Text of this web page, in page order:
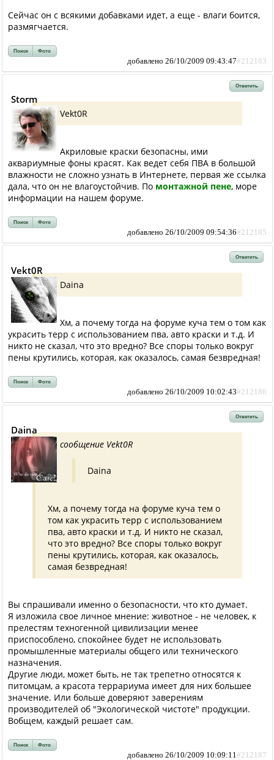
Сейчас он с всякими добавками идет, а еще - влаги боится,
размягчается.
Поиск Фото
добавлено 26/10/2009 09:43:47#212183
Ответить
Storm
Vekt0R
Акриловые краски безопасны, ими
аквариумные фоны красят. Как ведет себя ПВА в большой
влажности не сложно узнать в Интернете, первая же ссылка
дала, что он не влагоустойчив. По монтажной пене, море
информации на нашем форуме.
Поиск Фото
добавлено 26/10/2009 09:54:36#212185
Ответить
Vekt0R
Daina
Хм, а почему тогда на форуме куча тем о том как
украсить терр с использованием пва, авто краски и т.д. И
никто не сказал, что это вредно? Все споры только вокруг
пены крутились, которая, как оказалось, самая безвредная!
Поиск Фото
добавлено 26/10/2009 10:02:43#212186
Ответить
Daina
сообщение Vekt0R
Daina
Хм, а почему тогда на форуме куча тем о
том как украсить терр с использованием
пва, авто краски и т.д. И никто не сказал,
что это вредно? Все споры только вокруг
пены крутились, которая, как оказалось,
самая безвредная!
Вы спрашивали именно о безопасности, что кто думает.
Я изложила свое личное мнение: животное - не человек, к
прелестям техногенной цивилизации менее
приспособлено, спокойнее будет не использовать
промышленные материалы общего или технического
назначения.
Другие люди, может быть, не так трепетно относятся к
питомцам, а красота террариума имеет для них большее
значение. Или больше доверяют заверениям
производителей об "Экологической чистоте" продукции.
Вобщем, каждый решает сам.
Поиск Фото
добавлено 26/10/2009 10:09:11 #212187